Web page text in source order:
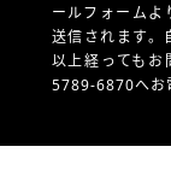
ールフォーム
送信されます。
以上経っても
5789-6870へお